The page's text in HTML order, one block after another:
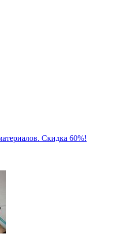
Скидка 60%!